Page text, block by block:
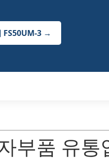
FS50UM-3 →
부품 유